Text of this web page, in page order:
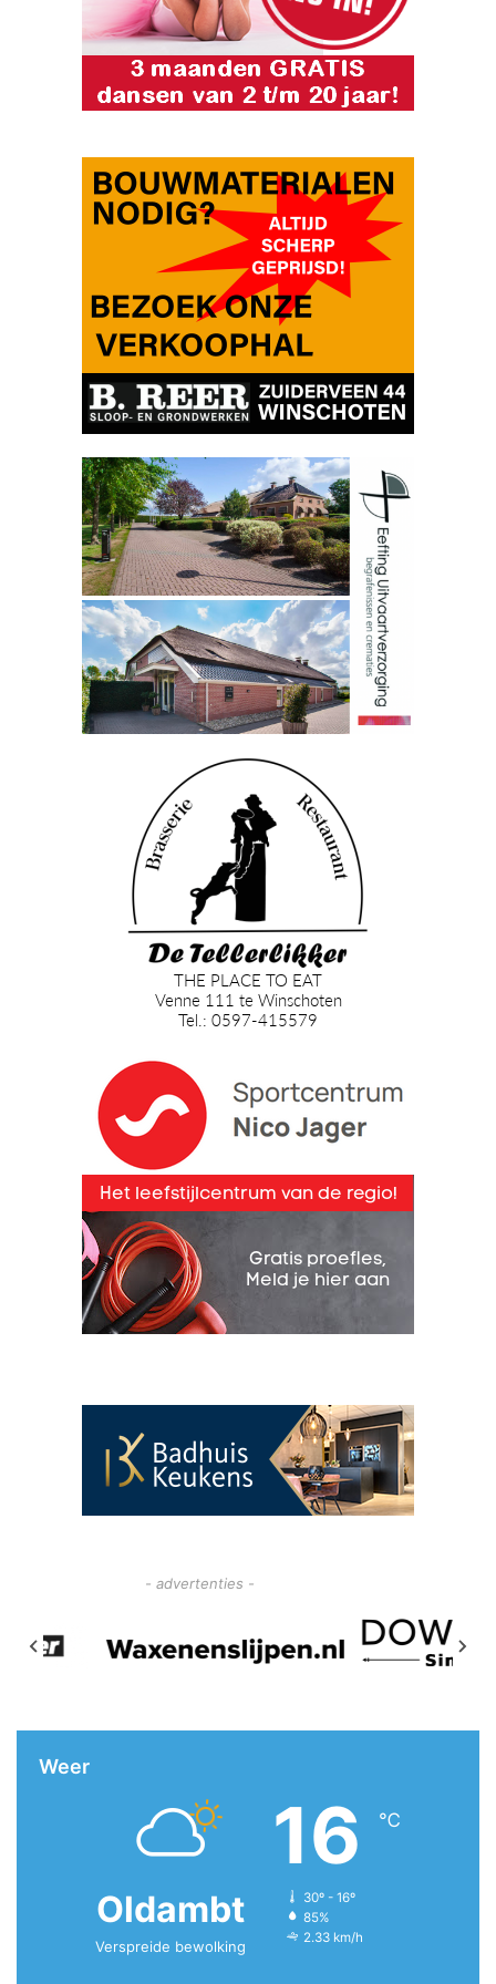
- advertenties -
Weer
Oldambt
Verspreide bewolking
16 ℃
30º - 16º
85%
2.33 km/h